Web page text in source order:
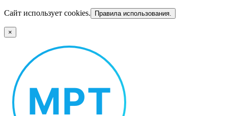
Сайт использует cookies. Правила использования.
×